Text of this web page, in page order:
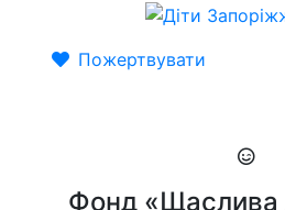
Пожертвувати
Фонд «Щаслива